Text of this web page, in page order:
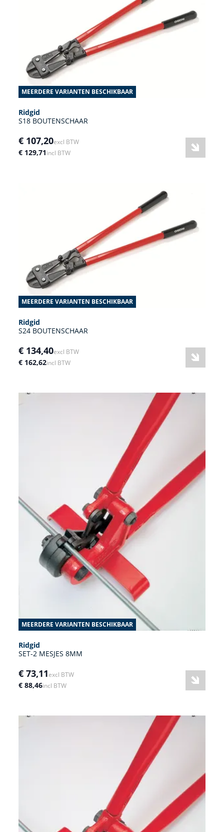
MEERDERE VARIANTEN BESCHIKBAAR
Ridgid
S18 BOUTENSCHAAR
€ 107,20excl BTW
€ 129,71incl BTW
MEERDERE VARIANTEN BESCHIKBAAR
Ridgid
S24 BOUTENSCHAAR
€ 134,40excl BTW
€ 162,62incl BTW
MEERDERE VARIANTEN BESCHIKBAAR
Ridgid
SET-2 MESJES 8MM
€ 73,11excl BTW
€ 88,46incl BTW